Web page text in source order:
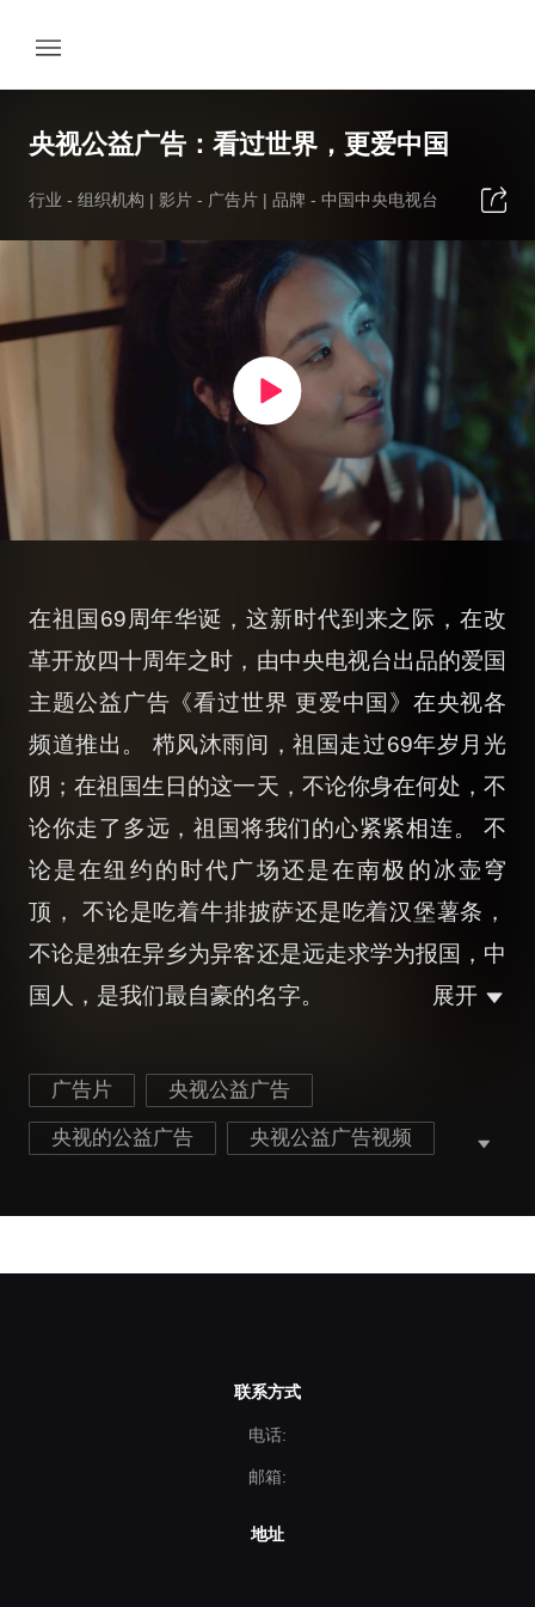
央视公益广告：看过世界，更爱中国
行业 - 组织机构 | 影片 - 广告片 | 品牌 - 中国中央电视台
在祖国69周年华诞，这新时代到来之际，在改
革开放四十周年之时，由中央电视台出品的爱国
主题公益广告《看过世界 更爱中国》在央视各
频道推出。 栉风沐雨间，祖国走过69年岁月光
阴；在祖国生日的这一天，不论你身在何处，不
论你走了多远，祖国将我们的心紧紧相连。 不
论是在纽约的时代广场还是在南极的冰壶穹
顶， 不论是吃着牛排披萨还是吃着汉堡薯条，
不论是独在异乡为异客还是远走求学为报国，中
国人，是我们最自豪的名字。
展开
广告片 央视公益广告
央视的公益广告 央视公益广告视频
联系方式
电话:
邮箱:
地址